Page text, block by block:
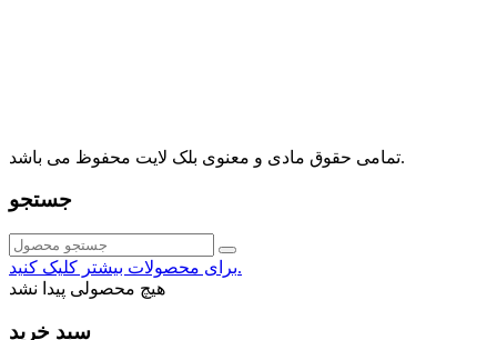
تمامی حقوق مادی و معنوی بلک لایت محفوظ می باشد.
جستجو
برای محصولات بیشتر کلیک کنید.
هیچ محصولی پیدا نشد
سبد خرید